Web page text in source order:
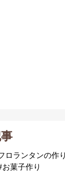
ロランタンの作
菓子作り